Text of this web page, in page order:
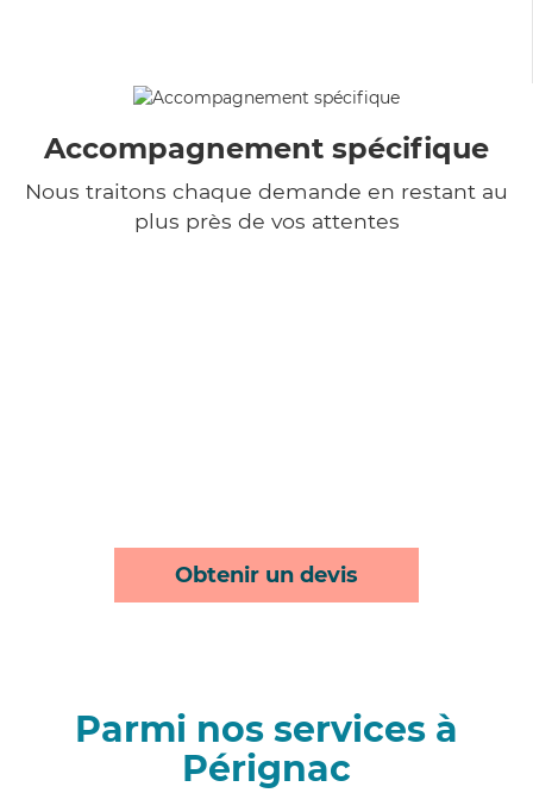
Accompagnement spécifique
Nous traitons chaque demande en restant au
plus près de vos attentes
Obtenir un devis
Parmi nos services à
Pérignac